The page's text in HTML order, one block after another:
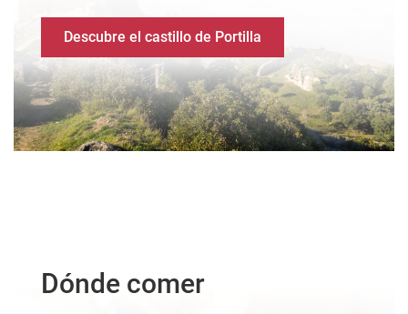
Descubre el castillo de Portilla
Dónde comer